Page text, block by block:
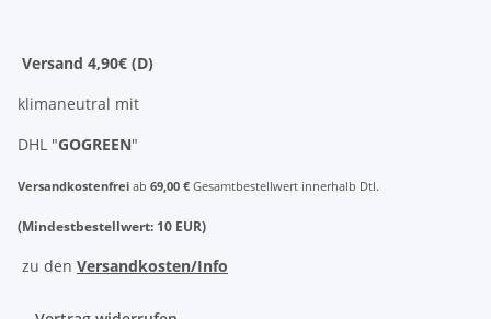
Versand 4,90€ (D)
klimaneutral mit
DHL "GOGREEN"
Versandkostenfrei ab 69,00 € Gesamtbestellwert innerhalb Dtl.
(Mindestbestellwert: 10 EUR)
zu den Versandkosten/Info